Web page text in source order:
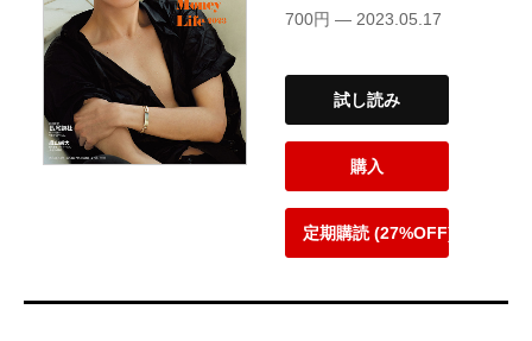
700円 — 2023.05.17
試し読み
購入
定期購読 (27%OFF)